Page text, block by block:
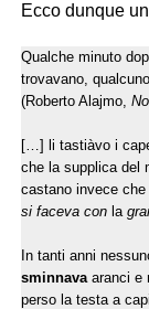
Ecco dunque
Qualche minuto
trovavano,
(Roberto Alajmo,
[…] li tastiàvo i
che la supplica del
castano invece che
si faceva conla
In tanti anni
sminnavaaranci e
perso la testa a